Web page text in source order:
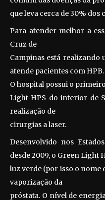
que leva cerca de 30% dos
Para atender melhor a
Cruz de
Campinas está
atende pacientes com HPB.
O hospital possui o primeiro
Light HPS do interior de
realização de
cirurgias a laser.
Desenvolvido nos
desde 2009, o Green Light
luz verde (por isso o nome
vaporização da
próstata. O nível de